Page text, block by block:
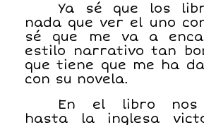
Ya sé que los
nada que ver el uno
sé que me va a
estilo narrativo tan
que tiene que me ha
con su novela.
En el libro nos
hasta la inglesa